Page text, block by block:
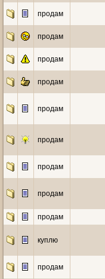
продам
продам
продам
продам
продам
продам
продам
продам
продам
куплю
продам